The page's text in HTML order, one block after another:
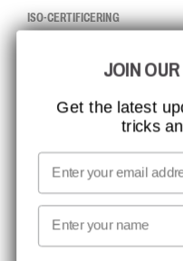
ISO-CERTIFICERING
MISSION, VISION OG VÆRDIER
KONTAKT
JOB HOS CCBSAFETY
MEDIA
VI TAGER ANSVAR
NYHEDSBREV TILMELDING
JOIN
Get the latest
tricks
Email
First name